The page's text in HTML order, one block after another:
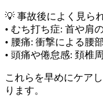
💡 事故後によく見ら
• むち打ち症: 首や肩
• 腰痛: 衝撃による腰
• 頭痛や倦怠感: 頚椎
これらを早めにケア
ります。